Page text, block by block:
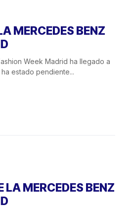
MERCEDES BENZ
Week Madrid ha llegado a
estado pendiente...
LA MERCEDES BENZ